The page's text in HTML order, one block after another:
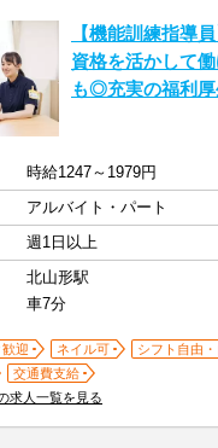
【機能訓練指導
資格を活かして
も◎充実の福利厚
時給1247～1979円
アルバイト・パート
週1日以上
北山形駅
車7分
迎 ネイル可
シフト自由
交通費支給
求人一覧を見る